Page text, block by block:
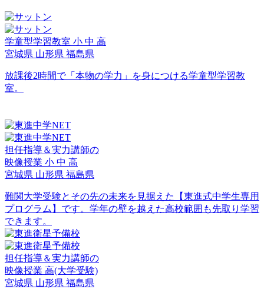
学童型学習教室 小 中 高
宮城県 山形県 福島県
放課後2時間で「本物の学力」を身につける学童型学習教
室。
担任指導＆実力講師の
映像授業 小 中 高
宮城県 山形県 福島県
難関大学受験とその先の未来を見据えた【東進式中学生専用
プログラム】です。学年の壁を越えた高校範囲も先取り学習
できます。
担任指導＆実力講師の
映像授業 高(大学受験)
宮城県 山形県 福島県